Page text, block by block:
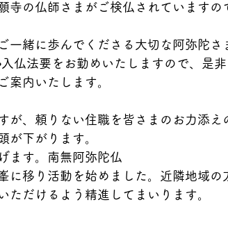
寺の仏師さまがご検仏されていますの
一緒に歩んでくださる大切な阿弥陀さ
仏法要をお勤めいたしますので、是
案内いたします。
が、頼りない住職を皆さまのお力添え
が下がります。
ます。南無阿弥陀仏
に移り活動を始めました。近隣地域の
ただけるよう精進してまいります。